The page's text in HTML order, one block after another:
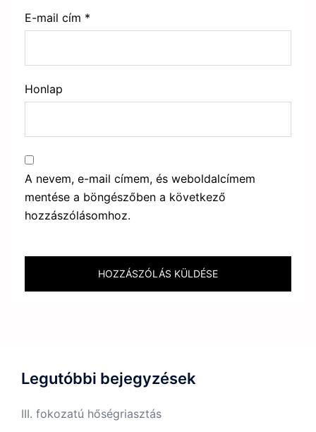
E-mail cím *
Honlap
A nevem, e-mail címem, és weboldalcímem
mentése a böngészőben a következő
hozzászólásomhoz.
Legutóbbi bejegyzések
III. fokozatú hőségriasztás